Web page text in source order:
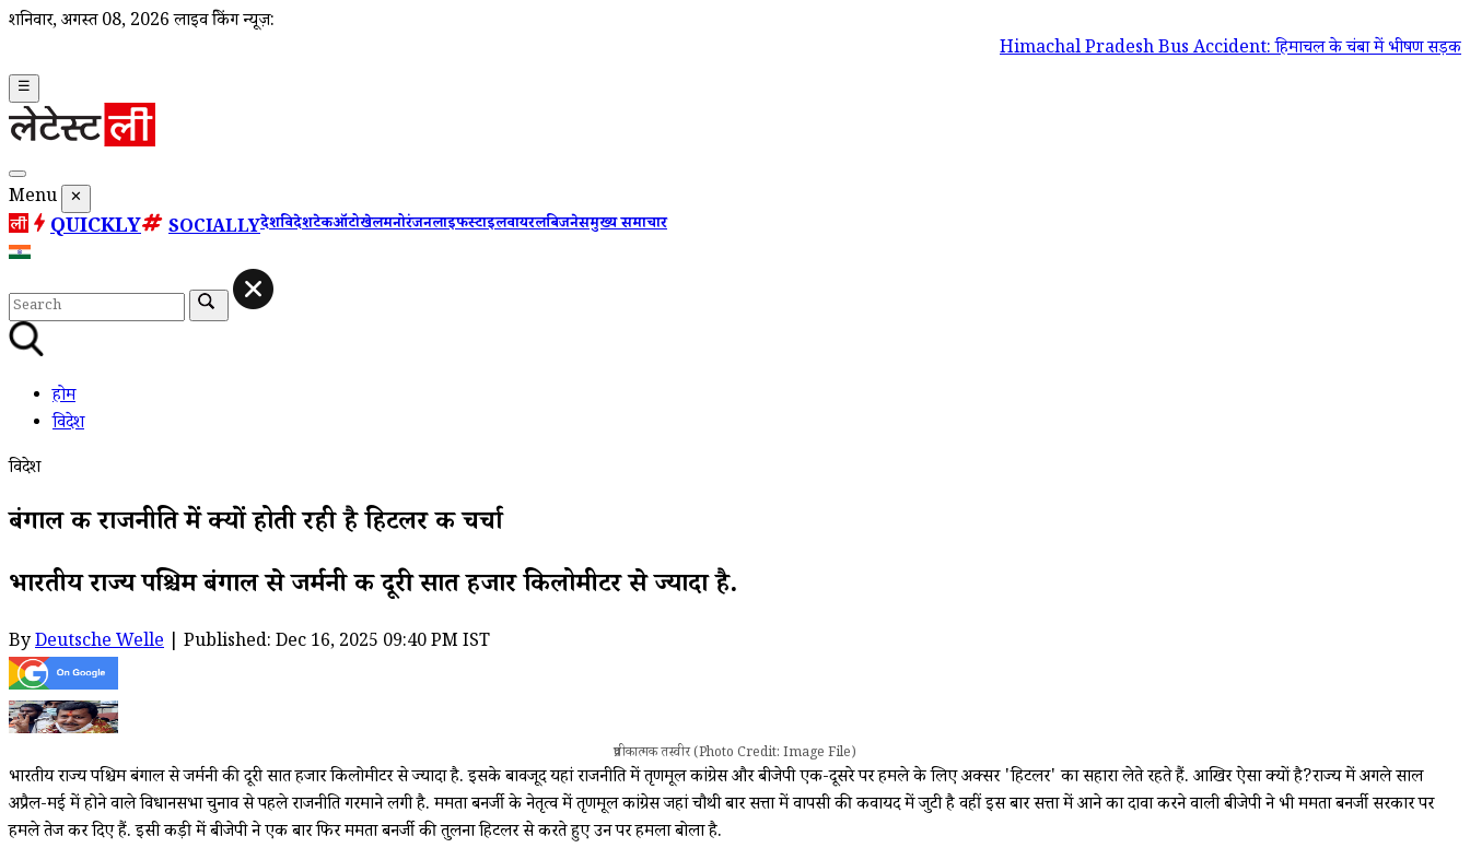
शनिवार, अगस्त 08, 2026 लाइव ब्रेकिंग न्यूज़:
Himachal Pradesh Bus Accident: हिमाचल के चंबा में भीषण सड़क हादसा,
☰
Menu ✕
QUICKLY SOCIALLYदेशविदेशटेकऑटोखेलमनोरंजनलाइफस्टाइलवायरलबिजनेसमुख्य समाचार
होम
विदेश
विदेश
बंगाल की राजनीति में क्यों होती रही है हिटलर की चर्चा
भारतीय राज्य पश्चिम बंगाल से जर्मनी की दूरी सात हजार किलोमीटर से ज्यादा है.
ByDeutsche Welle | Published: Dec 16, 2025 09:40 PM IST
प्रतीकात्मक तस्वीर (Photo Credit: Image File)
भारतीय राज्य पश्चिम बंगाल से जर्मनी की दूरी सात हजार किलोमीटर से ज्यादा है. इसके बावजूद यहां राजनीति में तृणमूल कांग्रेस और बीजेपी एक-दूसरे पर हमले के लिए अक्सर 'हिटलर' का सहारा लेते रहते हैं. आखिर ऐसा क्यों है?राज्य में अगले साल
अप्रैल-मई में होने वाले विधानसभा चुनाव से पहले राजनीति गरमाने लगी है. ममता बनर्जी के नेतृत्व में तृणमूल कांग्रेस जहां चौथी बार सत्ता में वापसी की कवायद में जुटी है वहीं इस बार सत्ता में आने का दावा करने वाली बीजेपी ने भी ममता बनर्जी सरकार पर
हमले तेज कर दिए हैं. इसी कड़ी में बीजेपी ने एक बार फिर ममता बनर्जी की तुलना हिटलर से करते हुए उन पर हमला बोला है.